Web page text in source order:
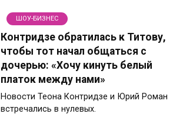
ШОУ-БИЗНЕС
Контридзе обратилась к Титову,
чтобы тот начал общаться с
дочерью: «Хочу кинуть белый
платок между нами»
Новости Теона Контридзе и Юрий Роман
встречались в нулевых.